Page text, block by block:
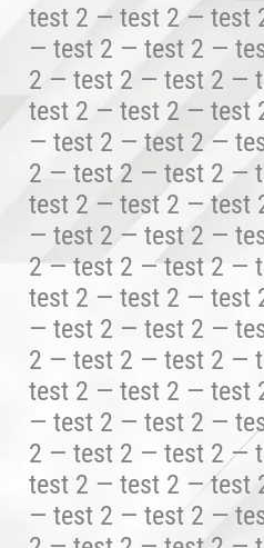
test 2 — test 2 — test
— test 2 — test 2 —
2 — test 2 — test 2 —
test 2 — test 2 — test
— test 2 — test 2 —
2 — test 2 — test 2 —
test 2 — test 2 — test
— test 2 — test 2 —
2 — test 2 — test 2 —
test 2 — test 2 — test
— test 2 — test 2 —
2 — test 2 — test 2 —
test 2 — test 2 — test
— test 2 — test 2 —
2 — test 2 — test 2 —
test 2 — test 2 — test
— test 2 — test 2 —